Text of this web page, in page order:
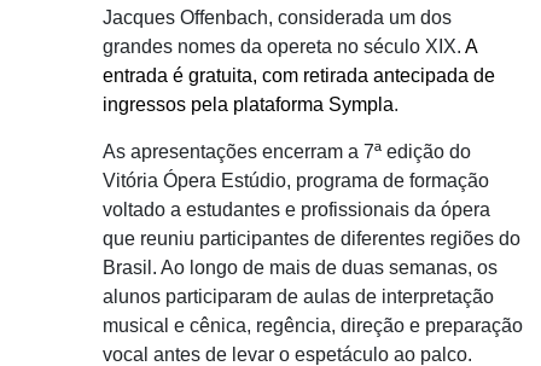
Jacques Offenbach, considerada um dos
grandes nomes da opereta no século XIX. A
entrada é gratuita, com retirada antecipada de
ingressos pela plataforma Sympla.
As apresentações encerram a 7ª edição do
Vitória Ópera Estúdio, programa de formação
voltado a estudantes e profissionais da ópera
que reuniu participantes de diferentes regiões do
Brasil. Ao longo de mais de duas semanas, os
alunos participaram de aulas de interpretação
musical e cênica, regência, direção e preparação
vocal antes de levar o espetáculo ao palco.